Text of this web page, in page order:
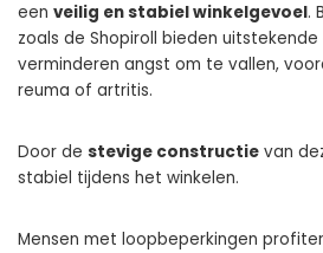
een veilig en stabiel winkelgevoel.
zoals de Shopiroll bieden
verminderen angst om te vallen,
reuma of artritis.
Door de stevige constructie van
stabiel tijdens het winkelen.
Mensen met loopbeperkingen